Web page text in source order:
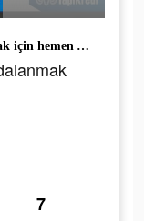
Aracım+ ayrıcalıklarından faydalanmak için hemen Yapı Kredili ol!
7